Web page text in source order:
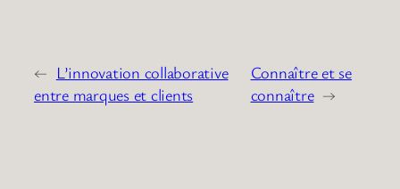
← L’innovation collaborative
entre marques et clients
Connaître et se
connaître →